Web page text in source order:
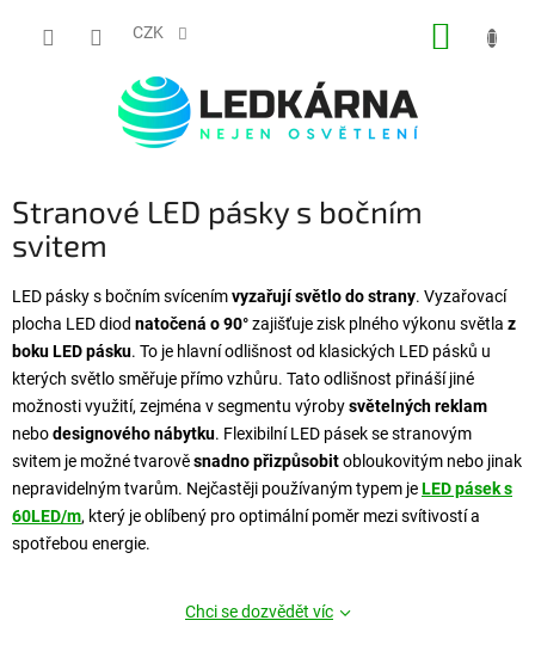
CZK
Stranové LED pásky s bočním
svitem
LED pásky s bočním svícenímvyzařují světlo do strany. Vyzařovací
plocha LED diod natočená o 90°zajišťuje zisk plného výkonu světla z
boku LED pásku. To je hlavní odlišnost od klasických LED pásků u
kterých světlo směřuje přímo vzhůru. Tato odlišnost přináší jiné
možnosti využití, zejména v segmentu výrobysvětelných reklam
nebodesignového nábytku. Flexibilní LED pásek se stranovým
svitem je možné tvarověsnadno přizpůsobitobloukovitým nebo jinak
nepravidelným tvarům. Nejčastěji používaným typem jeLED pásek s
60LED/m, který je oblíbený pro optimální poměr mezi svítivostí a
spotřebou energie.
Chci se dozvědět víc